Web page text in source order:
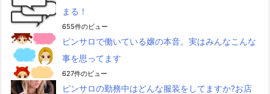
まる！
655件のビュー
ピンサロで働いている嬢の本音。実はみんなこんな
事を思ってます
627件のビュー
ピンサロの勤務中はどんな服装をしてますか?お店